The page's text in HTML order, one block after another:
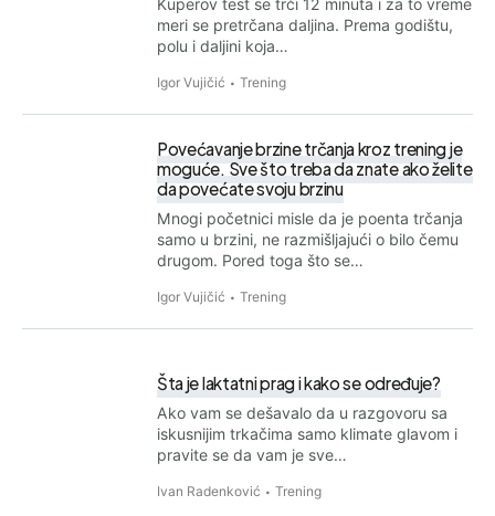
meri se pretrčana daljina. Prema godištu,
polu i daljini koja…
Igor Vujičić Trening
Povećavanje brzine trčanja kroz trening je
moguće. Sve što treba da znate ako želite
da povećate svoju brzinu
Mnogi početnici misle da je poenta trčanja
samo u brzini, ne razmišljajući o bilo čemu
drugom. Pored toga što se…
Igor Vujičić Trening
Šta je laktatni prag i kako se određuje?
Ako vam se dešavalo da u razgovoru sa
iskusnijim trkačima samo klimate glavom i
pravite se da vam je sve…
Ivan Radenković Trening